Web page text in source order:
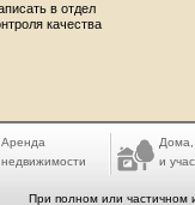
в отдел
качества
Аренда
недвижимости
Дома,
и
При полном или частичном